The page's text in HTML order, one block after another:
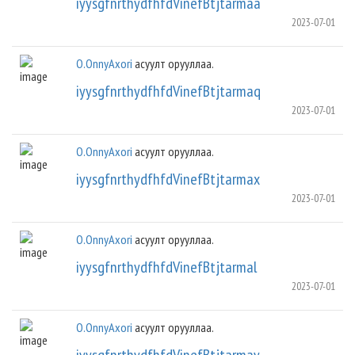
2023-07-01
O.OnnyAxori асуулт орууллаа.
iyysgfnrthydfhfdVinefBtjtarmaq
2023-07-01
O.OnnyAxori асуулт орууллаа.
iyysgfnrthydfhfdVinefBtjtarmax
2023-07-01
O.OnnyAxori асуулт орууллаа.
iyysgfnrthydfhfdVinefBtjtarmal
2023-07-01
O.OnnyAxori асуулт орууллаа.